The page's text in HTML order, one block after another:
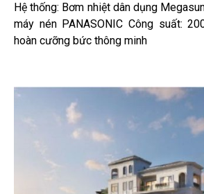
Hệ thống: Bơm nhiệt dân dụng
máy nén PANASONIC Công suất:
hoàn cưỡng bức thông minh